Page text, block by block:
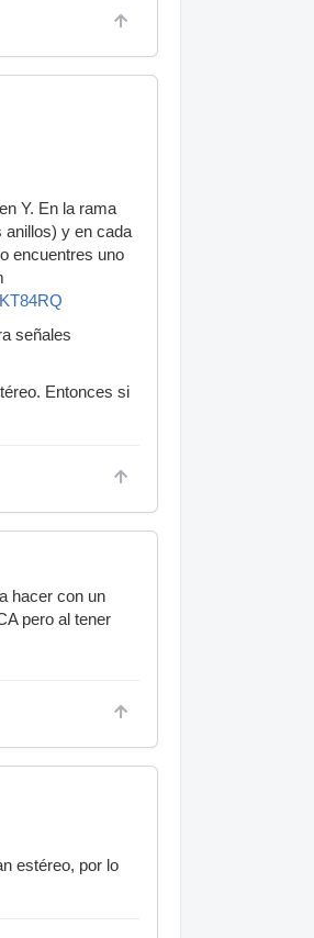
Y. En la rama
anillos) y en cada
encuentres uno
señales
Entonces si
hacer con un
pero al tener
estéreo, por lo